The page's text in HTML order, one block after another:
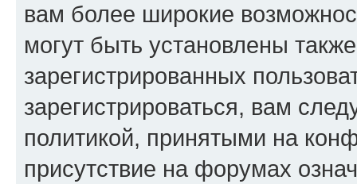
вам более широкие
могут быть установлены
зарегистрированных
зарегистрироваться, вам
политикой, принятыми на
присутствие на форумах